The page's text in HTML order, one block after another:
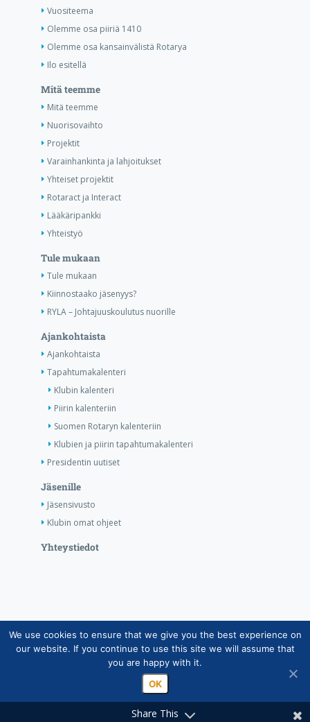
Vuositeema
Olemme osa piiriä 1410
Olemme osa kansainvälistä Rotarya
Ilo esitellä
Mitä teemme
Mitä teemme
Nuorisovaihto
Projektit
Varainhankinta ja lahjoitukset
Yhteiset projektit
Rotaract ja Interact
Lääkäripankki
Yhteistyö
Tule mukaan
Tule mukaan
Kiinnostaako jäsenyys?
RYLA – Johtajuuskoulutus nuorille
Ajankohtaista
Ajankohtaista
Tapahtumakalenteri
Klubin kalenteri
Piirin kalenteriin
Suomen Rotaryn kalenteriin
Klubien ja piirin tapahtumakalenteri
Presidentin uutiset
Jäsenille
Jäsensivusto
Klubin omat ohjeet
Yhteystiedot
Copyright © Suomen Rotarypalvelu ry 2026 |
Jäsentietojärjestelmän tietosuojaseloste| Henkilötietojen
käsittely Rotarytoiminnassa
Share This
We use cookies to ensure that we give you the best experience on
our website. If you continue to use this site we will assume that
you are happy with it.
OK